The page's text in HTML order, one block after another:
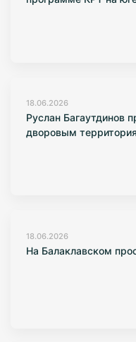
18.06.2026
Руслан Багаутдинов
дворовым
18.06.2026
На Балаклавском